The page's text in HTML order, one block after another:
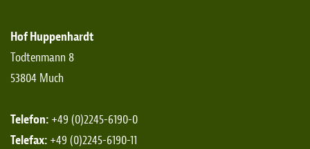
Hof Huppenhardt
Todtenmann 8
53804 Much
Telefon: +49 (0)2245-6190-0
Telefax: +49 (0)2245-6190-11